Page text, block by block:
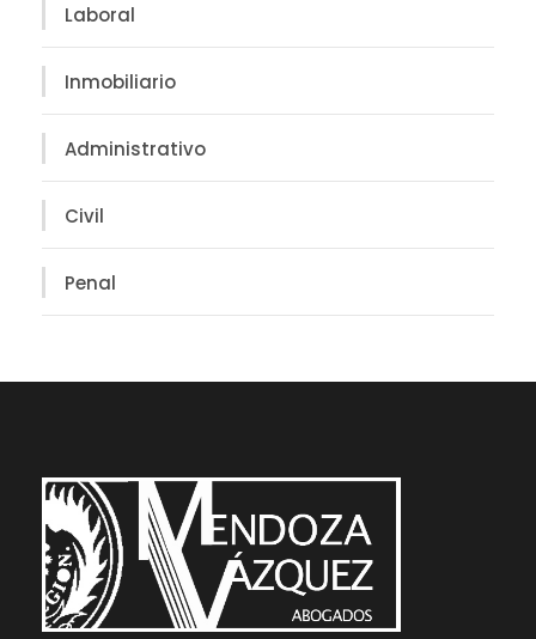
Laboral
Inmobiliario
Administrativo
Civil
Penal